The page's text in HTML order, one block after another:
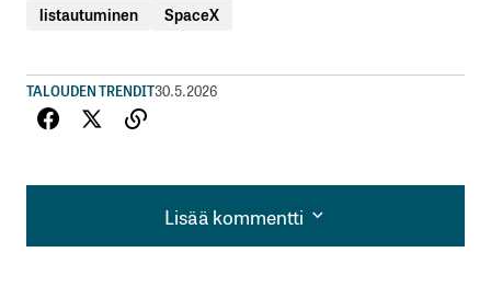
listautuminen SpaceX
TALOUDEN TRENDIT30.5.2026
Lisää kommentti
Lisää kommentti